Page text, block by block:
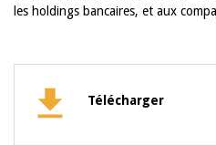
les holdings bancaires, et aux
Télécharger